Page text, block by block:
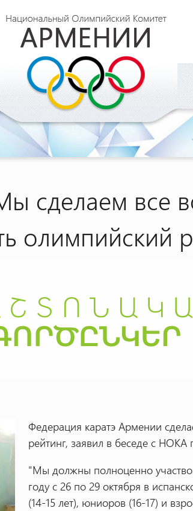
сделаем все
олимпийский
Федерация каратэ Армении
рейтинг, заявил в беседе с
"Мы должны полноценно
году с 26 по 29 октября в
(14-15 лет), юниоров (16-17) и